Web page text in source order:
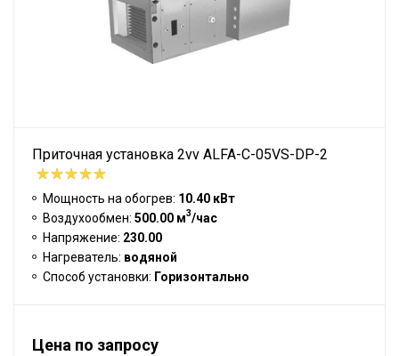
Приточная установка 2vv ALFA-C-05VS-DP-2
Мощность на обогрев: 10.40 кВт
Воздухообмен: 500.00 м3/час
Напряжение: 230.00
Нагреватель: водяной
Способ установки: Горизонтально
Цена по запросу